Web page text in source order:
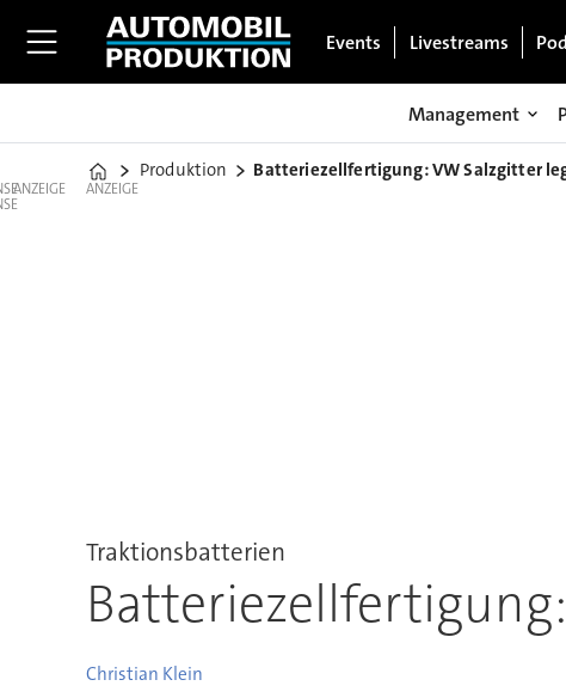
Events Livestreams
Management
Home
Produktion Batteriezellfertigung: VW Salzgitter
ANZEIGE ANZEIGE
Traktionsbatterien
Christian Klein